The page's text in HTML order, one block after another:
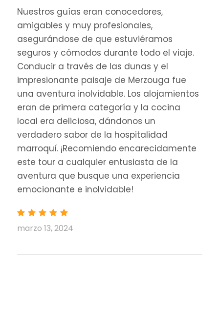
Nuestros guías eran conocedores,
amigables y muy profesionales,
asegurándose de que estuviéramos
seguros y cómodos durante todo el viaje.
Conducir a través de las dunas y el
impresionante paisaje de Merzouga fue
una aventura inolvidable. Los alojamientos
eran de primera categoría y la cocina
local era deliciosa, dándonos un
verdadero sabor de la hospitalidad
marroquí. ¡Recomiendo encarecidamente
este tour a cualquier entusiasta de la
aventura que busque una experiencia
emocionante e inolvidable!
marzo 13, 2024